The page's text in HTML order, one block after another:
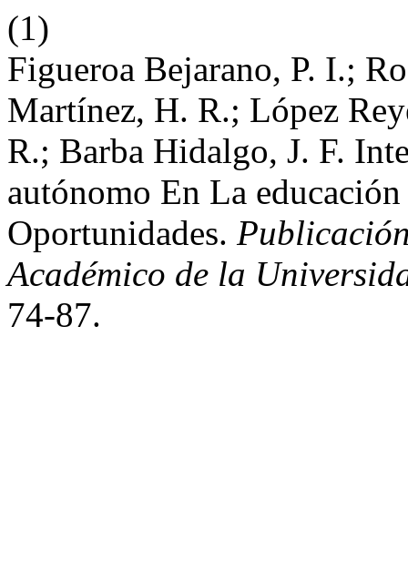
(1)
Figueroa Bejarano, P. I.;
Martínez, H. R.; López
R.; Barba Hidalgo, J. F.
autónomo En La
Oportunidades.
Académico de la
74-87.